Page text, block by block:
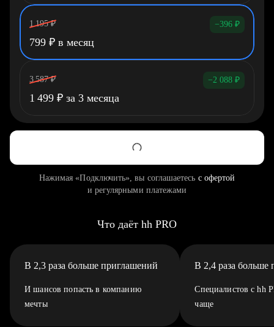
1 195 ₽ −396 ₽
799 ₽ в месяц
3 587 ₽ −2 088 ₽
1 499 ₽ за 3 месяца
Нажимая «Подключить», вы соглашаетесь с офертой
и регулярными платежами
Что даёт hh PRO
В 2,3 раза больше приглашений
И шансов попасть в компанию
мечты
В 2,4 раза больше
Специалистов с hh
чаще